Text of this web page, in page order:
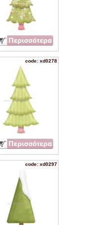
code: xd0278
code: xd0297